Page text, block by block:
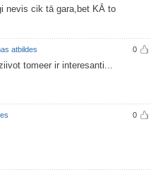
nevis cik tā gara,bet KĀ to
0
atbildes
tomeer ir interesanti...
0